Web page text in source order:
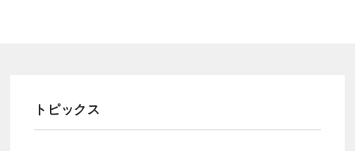
トピックス